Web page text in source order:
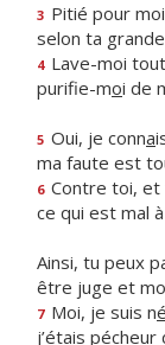
3 Pitié pour
selon ta
4 Lave-moi
purifie-moi de
5 Oui, je conna
ma faute est
6 Contre toi, et
ce qui est mal
Ainsi, tu peux
être juge et
7 Moi, je suis né
j’étais pécheur